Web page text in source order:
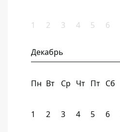
1 2 3 4 5 6
Декабрь
Пн Вт Ср Чт Пт Сб
1 2 3 4 5 6